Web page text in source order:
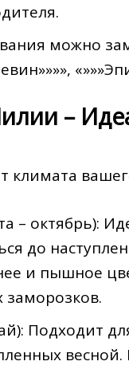
можно
–
климата
– октябрь):
до
и пышное
заморозков.
Подходит